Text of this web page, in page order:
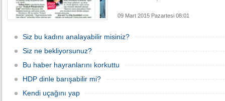
09 Mart 2015 Pazartesi 08:01
Siz bu kadını analayabilir misiniz?
Siz ne bekliyorsunuz?
Bu haber hayranlarını korkuttu
HDP dinle barışabilir mi?
Kendi uçağını yap